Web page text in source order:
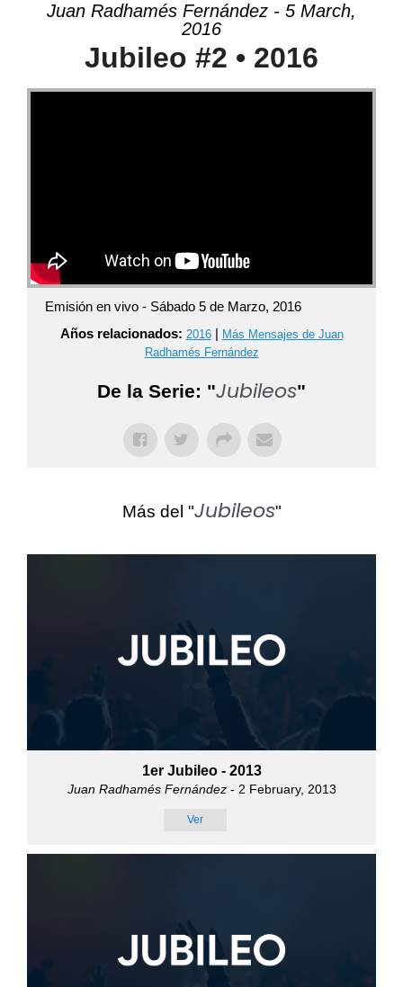
Juan Radhamés Fernández - 5 March,
2016
Jubileo #2 • 2016
Emisión en vivo - Sábado 5 de Marzo, 2016
Años relacionados: 2016| Más Mensajes de Juan
Radhamés Fernández
De la Serie: "Jubileos"
Más del "Jubileos"
1er Jubileo - 2013
Juan Radhamés Fernández- 2 February, 2013
Ver